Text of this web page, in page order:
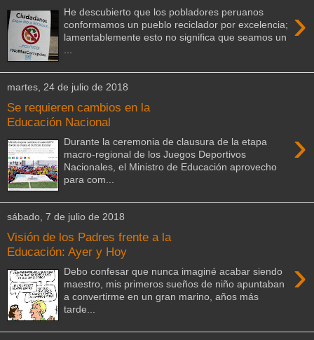
›
He descubierto que los pobladores peruanos
conformamos un pueblo reciclador por excelencia;
lamentablemente esto no significa que seamos un
...
martes, 24 de julio de 2018
Se requieren cambios en la
Educación Nacional
›
Durante la ceremonia de clausura de la etapa
macro-regional de los Juegos Deportivos
Nacionales, el Ministro de Educación aprovecho
para com...
sábado, 7 de julio de 2018
Visión de los Padres frente a la
Educación: Ayer y Hoy
›
Debo confesar que nunca imaginé acabar siendo
maestro, mis primeros sueños de niño apuntaban
a convertirme en un gran marino, años más
tarde...